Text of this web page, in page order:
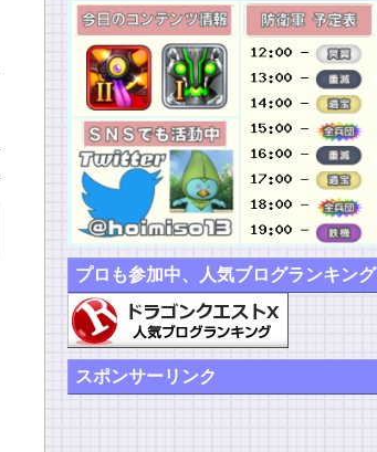
プロも参加中、人気ブログランキング
スポンサーリンク